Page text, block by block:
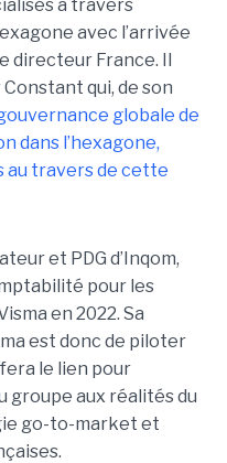
à travers
avec l’arrivée
directeur France. Il
qui, de son
globale de
dans l’hexagone,
au travers de cette
et PDG d’Inqom,
pour les
en 2022. Sa
est donc de piloter
le lien pour
aux réalités du
go-to-market et